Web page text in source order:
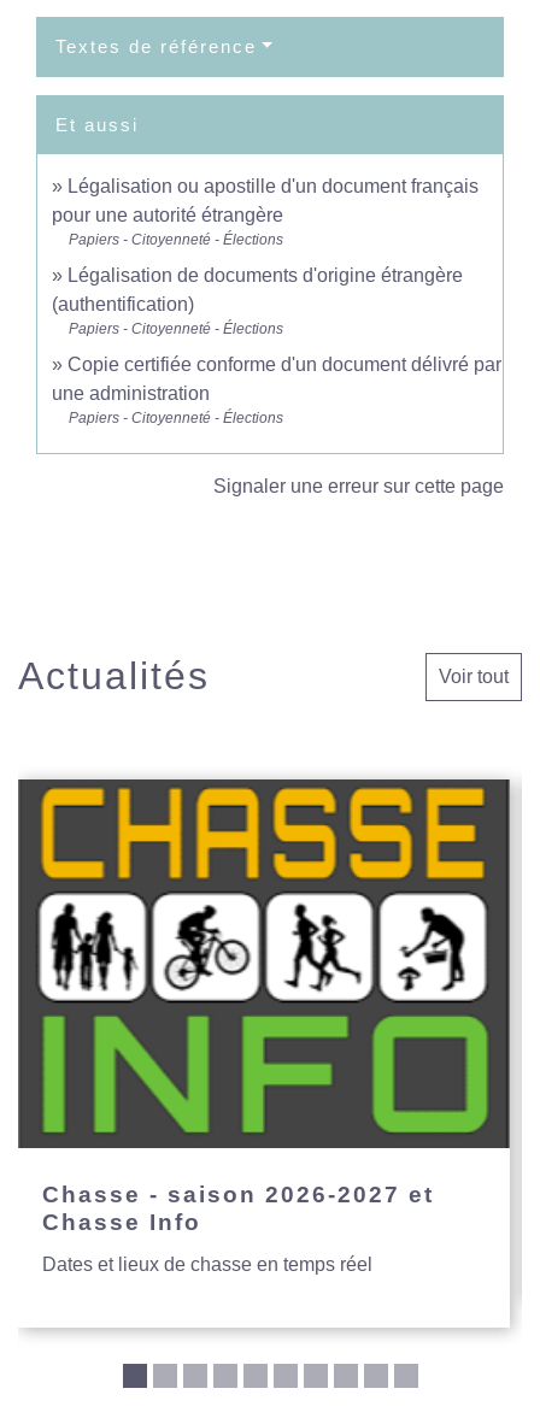
Textes de référence
Et aussi
Légalisation ou apostille d'un document français
pour une autorité étrangère
Papiers - Citoyenneté - Élections
Légalisation de documents d'origine étrangère
(authentification)
Papiers - Citoyenneté - Élections
Copie certifiée conforme d'un document délivré par
une administration
Papiers - Citoyenneté - Élections
Signaler une erreur sur cette page
Actualités Voir tout
Chasse - saison 2026-2027 et
Chasse Info
Dates et lieux de chasse en temps réel